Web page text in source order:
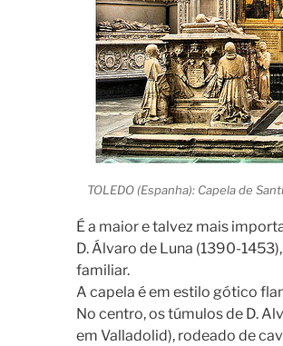
TOLEDO (Espanha): Capela de
É a maior e talvez mais
D. Álvaro de Luna (1390-
familiar.
A capela é em estilo gótico
No centro, os túmulos de D.
em Valladolid), rodeado de